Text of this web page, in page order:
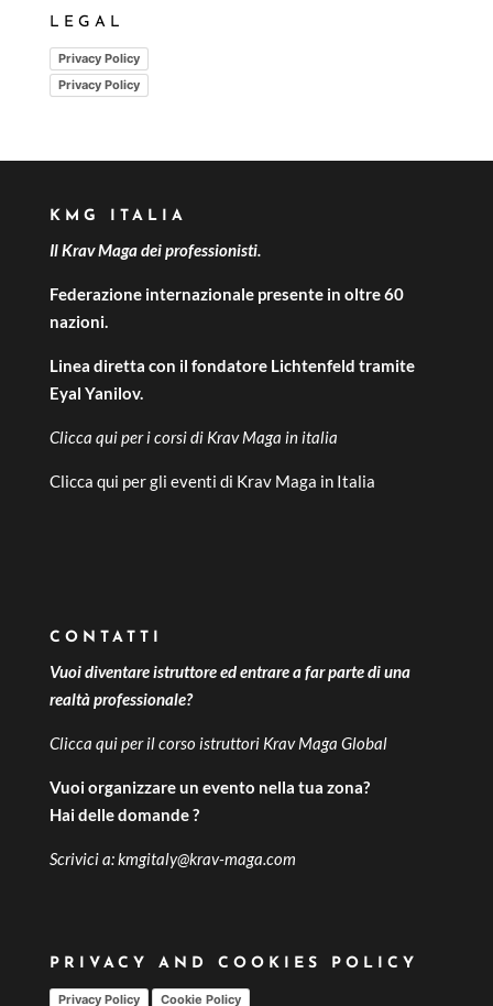
LEGAL
Privacy Policy
Privacy Policy
KMG ITALIA
Il Krav Maga dei professionisti.
Federazione internazionale presente in oltre 60
nazioni.
Linea diretta con il fondatore Lichtenfeld tramite
Eyal Yanilov.
Clicca qui per icorsi di Krav Maga in italia
Clicca qui per gli eventi di Krav Maga in Italia
CONTATTI
Vuoi diventare istruttore ed entrare a far parte di una
realtà professionale?
Clicca qui per ilcorso istruttori Krav Maga Global
Vuoi organizzare un evento nella tua zona?
Hai delle domande ?
Scrivici a:kmgitaly@krav-maga.com
PRIVACY AND COOKIES POLICY
Privacy Policy Cookie Policy